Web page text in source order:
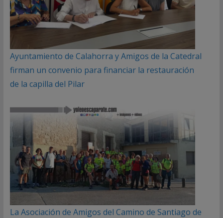
Ayuntamiento de Calahorra y Amigos de la Catedral
firman un convenio para financiar la restauración
de la capilla del Pilar
La Asociación de Amigos del Camino de Santiago de